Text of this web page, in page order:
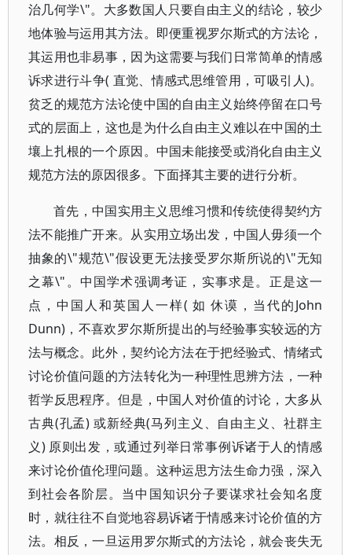
治几何学\"。大多数国人只要自由主义的结论，较少
地体验与运用其方法。即便重视罗尔斯式的方法论，
其运用也非易事，因为这需要与我们日常简单的情感
诉求进行斗争( 直觉、情感式思维管用，可吸引人)。
贫乏的规范方法论使中国的自由主义始终停留在口号
式的层面上，这也是为什么自由主义难以在中国的土
壤上扎根的一个原因。中国未能接受或消化自由主义
规范方法的原因很多。下面择其主要的进行分析。
首先，中国实用主义思维习惯和传统使得契约方
法不能推广开来。从实用立场出发，中国人毋须一个
抽象的\"规范\"假设更无法接受罗尔斯所说的\"无知
之幕\"。中国学术强调考证，实事求是。正是这一
点，中国人和英国人一样( 如 休谟，当代的John
Dunn)，不喜欢罗尔斯所提出的与经验事实较远的方
法与概念。此外，契约论方法在于把经验式、情绪式
讨论价值问题的方法转化为一种理性思辨方法，一种
哲学反思程序。但是，中国人对价值的讨论，大多从
古典(孔孟) 或新经典(马列主义、自由主义、社群主
义) 原则出发，或通过列举日常事例诉诸于人的情感
来讨论价值伦理问题。这种运思方法生命力强，深入
到社会各阶层。当中国知识分子要谋求社会知名度
时，就往往不自觉地容易诉诸于情感来讨论价值的方
法。相反，一旦运用罗尔斯式的方法论，就会丧失无